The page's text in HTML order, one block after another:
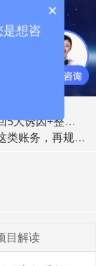
计扣除研发费用
证明 。
因+整改思路
范也不能加计扣除
目解读
×
想咨